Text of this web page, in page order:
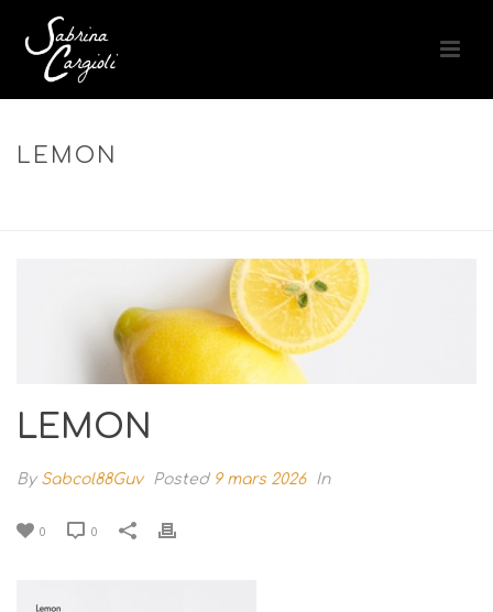
LEMON
LEMON
By Sabcol88Guv Posted 9 mars 2026 In
0 0